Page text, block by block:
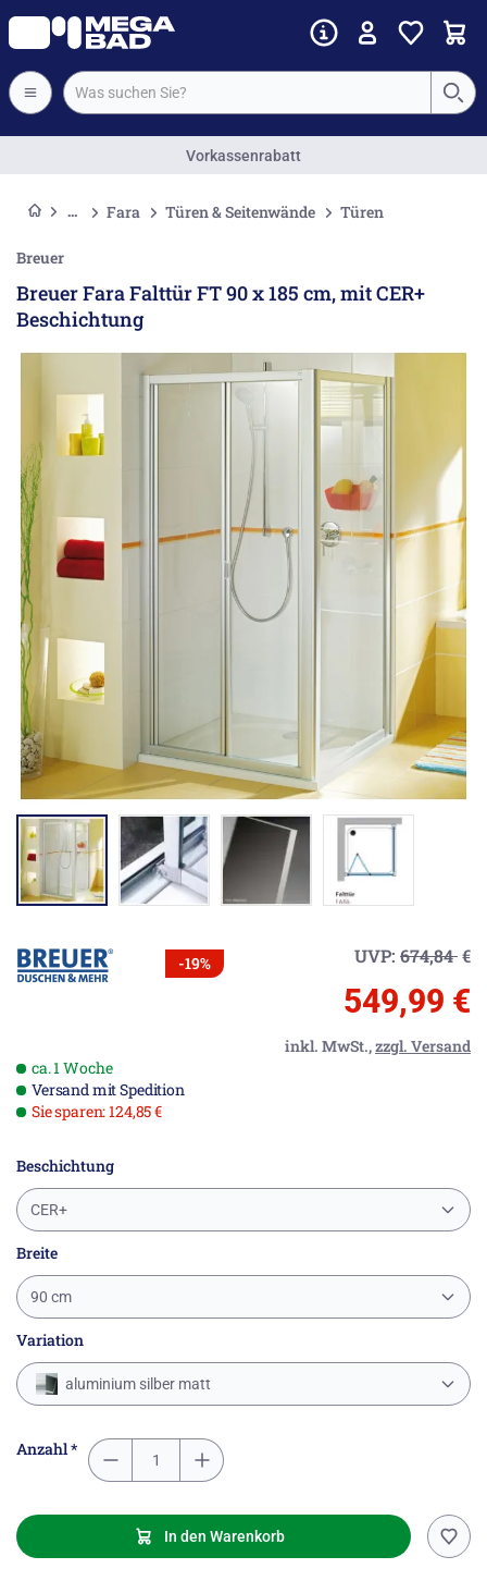
Vorkassenrabatt
Fara Türen & Seitenwände Türen
Breuer
Breuer Fara Falttür FT 90 x 185 cm, mit CER+
Beschichtung
-19% UVP: 674,84€
549,99 €
inkl. MwSt.,zzgl. Versand
ca. 1 Woche
Versand mit Spedition
Sie sparen: 124,85 €
Beschichtung
CER+
Breite
90 cm
Variation
aluminium silber matt
Anzahl *
In den Warenkorb